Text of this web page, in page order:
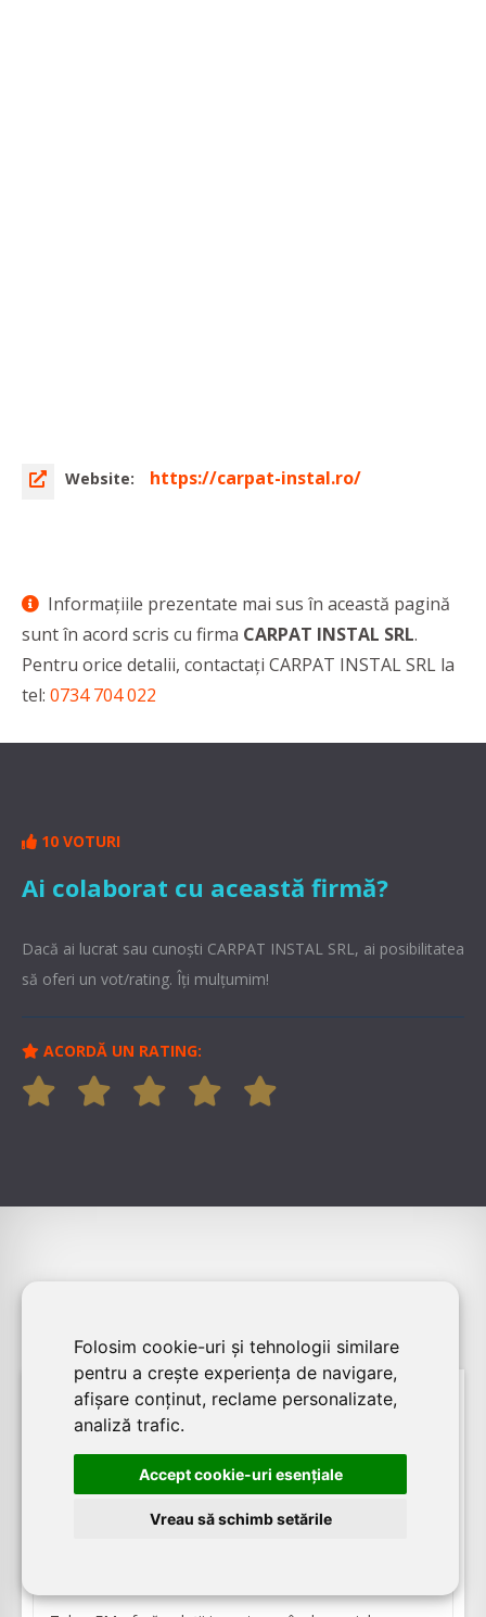
Folosim cookie-uri și tehnologii similare
pentru a crește experiența de navigare,
afișare conținut, reclame personalizate,
analiză trafic.
Accept cookie-uri esenţiale
Vreau să schimb setările
Website: https://carpat-instal.ro/
Informaţiile prezentate mai sus în această pagină
sunt în acord scris cu firma CARPAT INSTAL SRL.
Pentru orice detalii, contactaţi CARPAT INSTAL SRL la
tel: 0734 704 022
10 VOTURI
Ai colaborat cu această firmă?
Dacă ai lucrat sau cunoşti CARPAT INSTAL SRL, ai posibilitatea
să oferi un vot/rating. Îți mulțumim!
ACORDĂ UN RATING:
TEKNO FM - Sisteme fotovoltaice -